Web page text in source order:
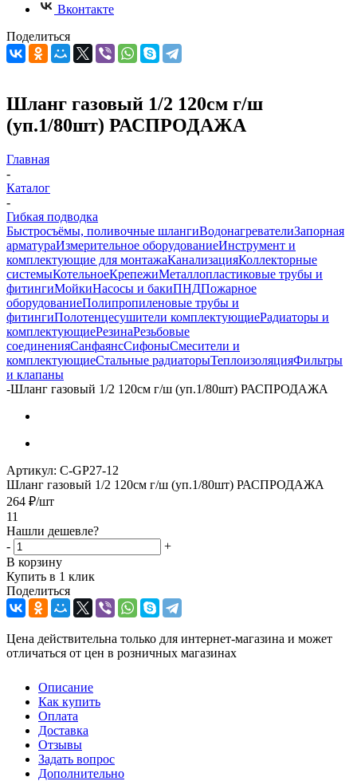
Вконтакте
Поделиться
Шланг газовый 1/2 120см г/ш
(уп.1/80шт) РАСПРОДАЖА
Главная
-
Каталог
-
Гибкая подводка
Быстросъёмы, поливочные шлангиВодонагревателиЗапорная
арматураИзмерительное оборудованиеИнструмент и
комплектующие для монтажаКанализацияКоллекторные
системыКотельноеКрепежиМеталлопластиковые трубы и
фитингиМойкиНасосы и бакиПНДПожарное
оборудованиеПолипропиленовые трубы и
фитингиПолотенцесушители комплектующиеРадиаторы и
комплектующиеРезинаРезьбовые
соединенияСанфаянсСифоныСмесители и
комплектующиеСтальные радиаторыТеплоизоляцияФильтры
и клапаны
-Шланг газовый 1/2 120см г/ш (уп.1/80шт) РАСПРОДАЖА
Артикул: C-GP27-12
Шланг газовый 1/2 120см г/ш (уп.1/80шт) РАСПРОДАЖА
264 ₽/шт
11
Нашли дешевле?
-
+
В корзину
Купить в 1 клик
Поделиться
Цена действительна только для интернет-магазина и может
отличаться от цен в розничных магазинах
Описание
Как купить
Оплата
Доставка
Отзывы
Задать вопрос
Дополнительно